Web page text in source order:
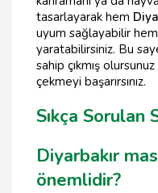
tasarlayarak hem
uyum sağlayabilir
yaratabilirsiniz. Bu
sahip çıkmış
çekmeyi başarırsınız.
Sıkça Sorulan
Diyarbakır
önemlidir?